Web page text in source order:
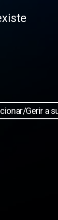
Gerir a